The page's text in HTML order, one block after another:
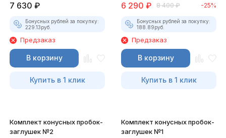
7 630 ₽
Бонусных рублей за покупку:
229.13руб.
Предзаказ
В корзину
Купить в 1 клик
6 290 ₽ 8 400 ₽ -25%
Бонусных рублей за покупку:
188.89руб.
Предзаказ
В корзину
Купить в 1 клик
Комплект конусных пробок-
заглушек №2
Комплект конусных пробок-
заглушек №1